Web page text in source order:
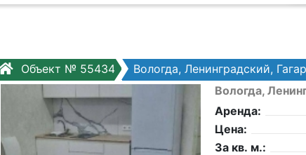
Объект № 55434 Вологда, Ленинградский,
Вологда,
Аренда:
Цена:
За кв. м.: